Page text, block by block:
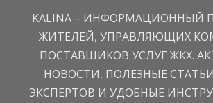
KALINA – ИНФОРМАЦИОННЫЙ
ЖИТЕЛЕЙ, УПРАВЛЯЮЩИХ
ПОСТАВЩИКОВ УСЛУГ ЖКХ.
НОВОСТИ, ПОЛЕЗНЫЕ
ЭКСПЕРТОВ И УДОБНЫЕ